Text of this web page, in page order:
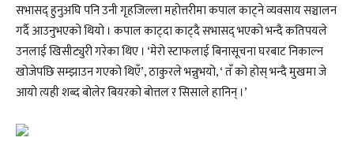
सभासद् हुनुअघि पनि उनी गृहजिल्ला महोत्तरीमा कपाल काट्ने व्यवसाय सञ्चालन
गर्दै आउनुभएको थियो । कपाल काट्दा काट्दै सभासद् भएको भन्दै कतिपयले
उनलाई खिसीट्युरी गरेका थिए । ‘मेरो स्टाफलाई बिनासूचना घरबाट निकाल्न
खोजेपछि सम्झाउन गएको थिएँ’, ठाकुरले भन्नुभयो, ‘ तँ को होस् भन्दै मुखमा जे
आयो त्यही शब्द बोलेर बियरको बोत्तल र सिसाले हानिन् ।’